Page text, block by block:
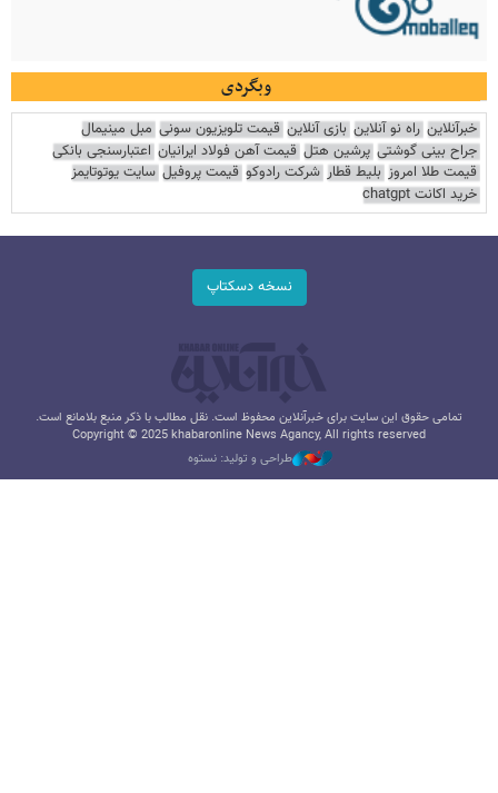
وبگردی
خبرآنلاین راه نو آنلاین بازی آنلاین قیمت تلویزیون سونی مبل مینیمال
جراح بینی گوشتی پرشین هتل قیمت آهن فولاد ایرانیان اعتبارسنجی بانکی
قیمت طلا امروز بلیط قطار شرکت رادوکو قیمت پروفیل سایت یوتوتایمز
خرید اکانت chatgpt
نسخه دسکتاپ
تمامی حقوق این سایت برای خبرآنلاین محفوظ است. نقل مطالب با ذکر منبع بلامانع است.
Copyright © 2025 khabaronline News Agancy, All rights reserved
طراحی و تولید: نستوه